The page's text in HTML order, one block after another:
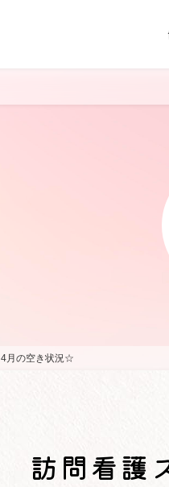
4月の空き状況☆
訪問看護